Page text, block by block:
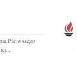
Pierwszego